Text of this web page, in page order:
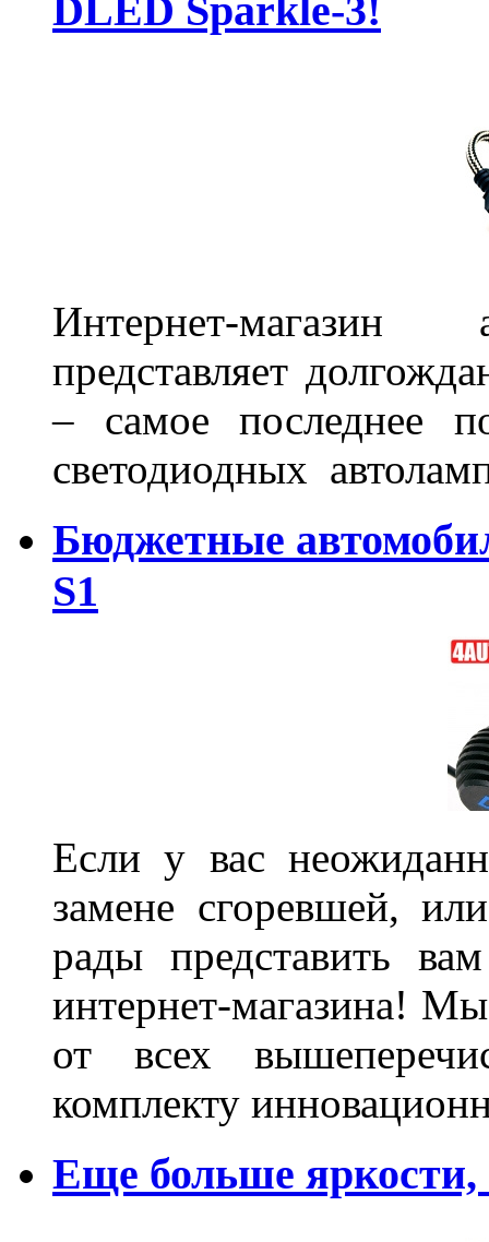
DLED Sparkle-3!
Интернет-магазин
представляет
– самое последнее
светодиодных
Бюджетные
S1
Если у вас
замене сгоревшей,
рады представить
интернет-магазина!
от всех
комплекту
Еще больше